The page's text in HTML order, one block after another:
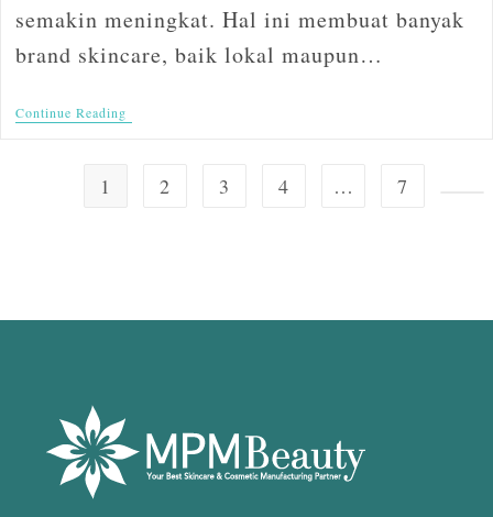
semakin meningkat. Hal ini membuat banyak
brand skincare, baik lokal maupun…
Continue Reading
1 2 3 4 … 7